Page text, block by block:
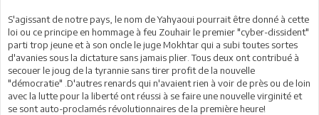
S'agissant de notre pays, le nom de Yahyaoui pourrait être donné à cette
loi ou ce principe en hommage à feu Zouhair le premier "cyber-dissident"
parti trop jeune et à son oncle le juge Mokhtar qui a subi toutes sortes
d'avanies sous la dictature sans jamais plier. Tous deux ont contribué à
secouer le joug de la tyrannie sans tirer profit de la nouvelle
"démocratie" .D'autres renards qui n'avaient rien à voir de près ou de loin
avec la lutte pour la liberté ont réussi à se faire une nouvelle virginité et
se sont auto-proclamés révolutionnaires de la première heure!